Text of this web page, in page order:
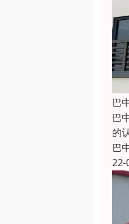
巴
巴
的
巴
22-